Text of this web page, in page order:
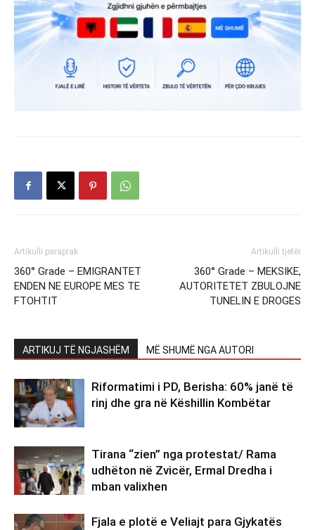
Artikulli paraprak
360° Grade – EMIGRANTET
ENDEN NE EUROPE MES TE
FTOHTIT
Artikulli tjetër
360° Grade – MEKSIKE,
AUTORITETET ZBULOJNE
TUNELIN E DROGES
ARTIKUJ TË NGJASHËM MË SHUMË NGA AUTORI
Riformatimi i PD, Berisha: 60% janë të
rinj dhe gra në Këshillin Kombëtar
Tirana “zien” nga protestat/ Rama
udhëton në Zvicër, Ermal Dredha i
mban valixhen
Fjala e plotë e Veliajt para Gjykatës